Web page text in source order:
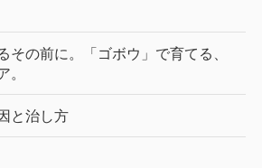
その前に。「ゴボウ」で育てる、
。
と治し方